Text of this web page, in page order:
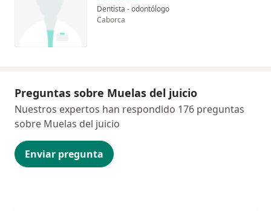
Dentista - odontólogo
Caborca
Preguntas sobre Muelas del juicio
Enviar pregunta
Nuestros expertos han respondido 176 preguntas
sobre Muelas del juicio